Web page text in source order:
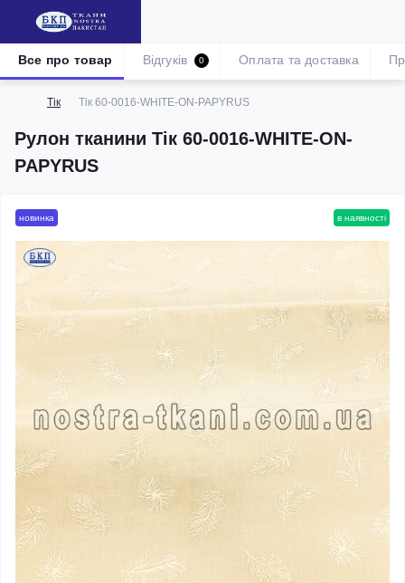
Тік Тік 60-0016-WHITE-ON-PAPYRUS
Рулон тканини Тік 60-0016-WHITE-ON-
PAPYRUS
Все про товар Відгуків 0 Оплата та доставка
новинка в наявності